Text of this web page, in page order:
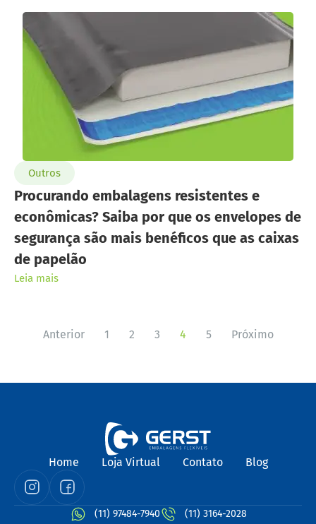
Outros
Procurando embalagens resistentes e
econômicas? Saiba por que os envelopes de
segurança são mais benéficos que as caixas
de papelão
Leia mais
Anterior 1 2 3 4 5 Próximo
Home Loja Virtual Contato Blog
(11) 97484-7940
(11) 3164-2028